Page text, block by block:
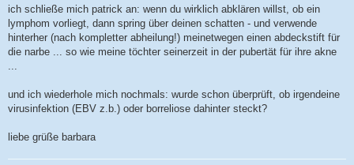
ich schließe mich patrick an: wenn du wirklich abklären willst, ob ein
lymphom vorliegt, dann spring über deinen schatten - und verwende
hinterher (nach kompletter abheilung!) meinetwegen einen abdeckstift für
die narbe ... so wie meine töchter seinerzeit in der pubertät für ihre akne
...
und ich wiederhole mich nochmals: wurde schon überprüft, ob irgendeine
virusinfektion (EBV z.b.) oder borreliose dahinter steckt?
liebe grüße barbara